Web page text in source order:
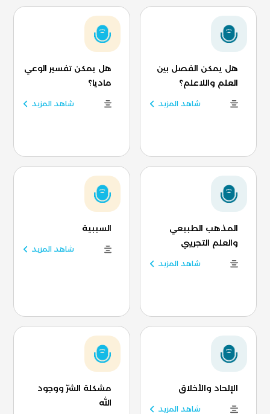
هل يمكن الفصل بين
العلم واللاعلم؟
شاهد المزيد
هل يمكن تفسير الوعي
ماديا؟
شاهد المزيد
المذهب الطبيعي
والعلم التجريبي
شاهد المزيد
السببية
شاهد المزيد
الإلحاد والأخلاق
شاهد المزيد
مشكلة الشرّ ووجود
الله